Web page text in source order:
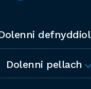
defnyddiol
Dolenni pellach